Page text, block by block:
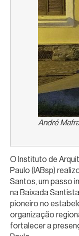
André
O Instituto de
Paulo (IABsp)
Santos, um passo
na Baixada
pioneiro no
organização
fortalecer a